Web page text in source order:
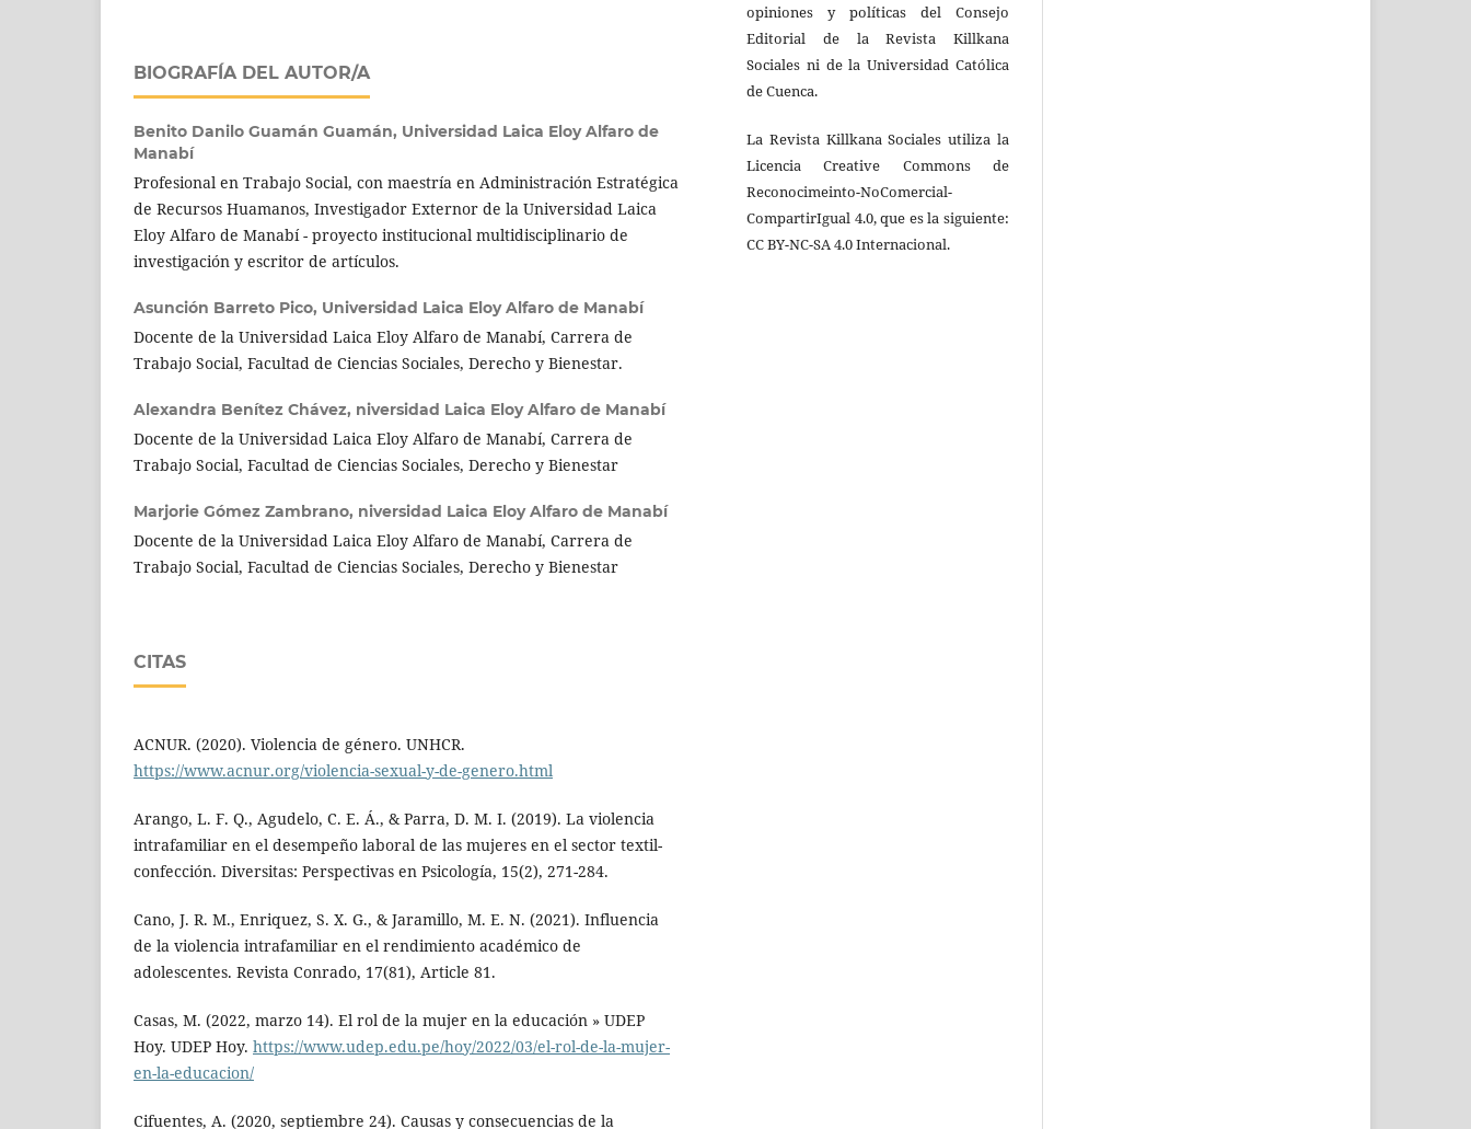
BIOGRAFÍA DEL AUTOR/A
Benito Danilo Guamán Guamán, Universidad Laica Eloy Alfaro de
Manabí
Profesional en Trabajo Social, con maestría en Administración Estratégica
de Recursos Huamanos, Investigador Externor de la Universidad Laica
Eloy Alfaro de Manabí - proyecto institucional multidisciplinario de
investigación y escritor de artículos.
Asunción Barreto Pico, Universidad Laica Eloy Alfaro de Manabí
Docente de la Universidad Laica Eloy Alfaro de Manabí, Carrera de
Trabajo Social, Facultad de Ciencias Sociales, Derecho y Bienestar.
Alexandra Benítez Chávez, niversidad Laica Eloy Alfaro de Manabí
Docente de la Universidad Laica Eloy Alfaro de Manabí, Carrera de
Trabajo Social, Facultad de Ciencias Sociales, Derecho y Bienestar
Marjorie Gómez Zambrano, niversidad Laica Eloy Alfaro de Manabí
Docente de la Universidad Laica Eloy Alfaro de Manabí, Carrera de
Trabajo Social, Facultad de Ciencias Sociales, Derecho y Bienestar
CITAS
ACNUR. (2020). Violencia de género. UNHCR.
https://www.acnur.org/violencia-sexual-y-de-genero.html
Arango, L. F. Q., Agudelo, C. E. Á., & Parra, D. M. I. (2019). La violencia
intrafamiliar en el desempeño laboral de las mujeres en el sector textil-
confección. Diversitas: Perspectivas en Psicología, 15(2), 271-284.
Cano, J. R. M., Enriquez, S. X. G., & Jaramillo, M. E. N. (2021). Influencia
de la violencia intrafamiliar en el rendimiento académico de
adolescentes. Revista Conrado, 17(81), Article 81.
Casas, M. (2022, marzo 14). El rol de la mujer en la educación » UDEP
Hoy. UDEP Hoy. https://www.udep.edu.pe/hoy/2022/03/el-rol-de-la-mujer-
en-la-educacion/
Cifuentes, A. (2020, septiembre 24). Causas y consecuencias de la
opiniones y políticas del Consejo
Editorial de la Revista Killkana
Sociales ni de la Universidad Católica
de Cuenca.
La Revista Killkana Sociales utiliza la
Licencia Creative Commons de
Reconocimeinto-NoComercial-
CompartirIgual 4.0, que es la siguiente:
CC BY-NC-SA 4.0 Internacional.